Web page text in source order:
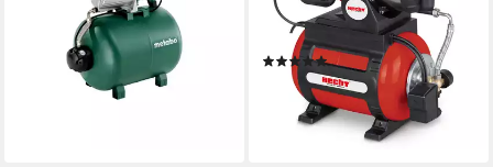
9000/100 G Karton
ab 688,40 €
leider ausverkauft
Druckschalter, 4,5bar, 45m
Förderhöhe
(3)
199,00 €
lieferbar - in 4-5 Werktagen bei dir